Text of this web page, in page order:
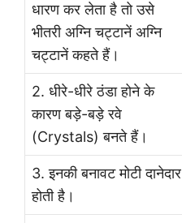
धारण कर लेता है तो उसे
भीतरी अग्नि चट्टानें अग्नि
चट्टानें कहते हैं।
2. धीरे-धीरे ठंडा होने के
कारण बड़े-बड़े रवे
(Crystals) बनते हैं।
3. इनकी बनावट मोटी दानेदार
होती है।